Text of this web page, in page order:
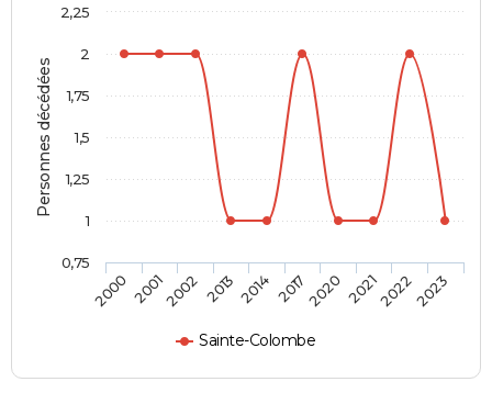
Personnes décédées
Sainte-Colombe
2000 20012002 2013 2014 20172020 202120222023
0,75
1
1,25
1,5
1,75
2
2,25